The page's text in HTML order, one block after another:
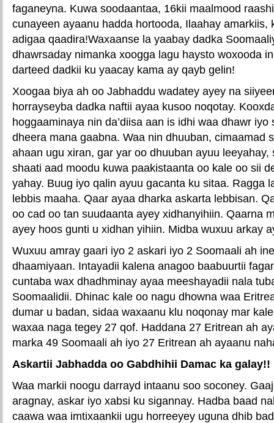
faganeyna. Kuwa soodaantaa, 16kii maalmood
cunayeen ayaanu hadda hortooda, Ilaahay amarkiis,
adigaa qaadira!Waxaanse la yaabay dadka
dhawrsaday nimanka xoogga lagu haysto woxooda
darteed dadkii ku yaacay kama ay qayb gelin!
Xoogaa biya ah oo Jabhaddu wadatey ayey na
horrayseyba dadka naftii ayaa kusoo noqotay.
hoggaaminaya nin da’diisa aan is idhi waa dhawr iyo
dheera mana gaabna. Waa nin dhuuban, cimaamad
ahaan ugu xiran, gar yar oo dhuuban ayuu leeyahay,
shaati aad moodu kuwa paakistaanta oo kale oo sii
yahay. Buug iyo qalin ayuu gacanta ku sitaa. Ragga
lebbis maaha. Qaar ayaa dharka askarta lebbisan.
oo cad oo tan suudaanta ayey xidhanyihiin. Qaarna
ayey hoos gunti u xidhan yihiin. Midba wuxuu arkay
Wuxuu amray gaari iyo 2 askari iyo 2 Soomaali ah
dhaamiyaan. Intayadii kalena anagoo baabuurtii
cuntaba wax dhadhminay ayaa meeshayadii nala
Soomaalidii. Dhinac kale oo nagu dhowna waa
dumar u badan, sidaa waxaanu klu noqonay mar
waxaa naga tegey 27 qof. Haddana 27 Eritrean ah
marka 49 Soomaali ah iyo 27 Eritrean ah ayaanu
Askartii Jabhadda oo Gabdhihii Damac ka galay!!
Waa markii noogu darrayd intaanu soo soconey.
aragnay, askar iyo xabsi ku sigannay. Hadba baad
caawa waa imtixaankii ugu horreeyey uguna dhib